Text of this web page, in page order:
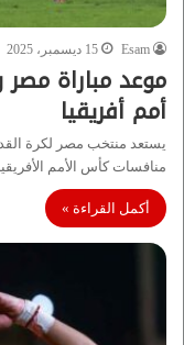
Esam 15 ديسمبر، 2025
موعد مباراة مصر
أمم أفريقيا
يستعد منتخب مصر لكرة
منافسات كأس الأمم
أكمل القراءة »